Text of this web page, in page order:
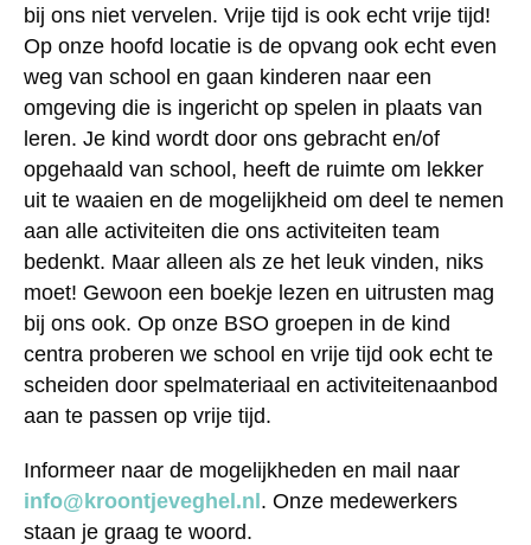
bij ons niet vervelen. Vrije tijd is ook echt vrije tijd!
Op onze hoofd locatie is de opvang ook echt even
weg van school en gaan kinderen naar een
omgeving die is ingericht op spelen in plaats van
leren. Je kind wordt door ons gebracht en/of
opgehaald van school, heeft de ruimte om lekker
uit te waaien en de mogelijkheid om deel te nemen
aan alle activiteiten die ons activiteiten team
bedenkt. Maar alleen als ze het leuk vinden, niks
moet! Gewoon een boekje lezen en uitrusten mag
bij ons ook. Op onze BSO groepen in de kind
centra proberen we school en vrije tijd ook echt te
scheiden door spelmateriaal en activiteitenaanbod
aan te passen op vrije tijd.
Informeer naar de mogelijkheden en mail naar
info@kroontjeveghel.nl. Onze medewerkers
staan je graag te woord.